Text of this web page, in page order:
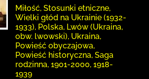
Miłość, Stosunki etniczne,
Wielki głód na Ukrainie (1932-
1933), Polska, Lwów (Ukraina,
obw. lwowski), Ukraina,
Powieść obyczajowa,
Powieść historyczna, Saga
rodzinna, 1901-2000, 1918-
1939